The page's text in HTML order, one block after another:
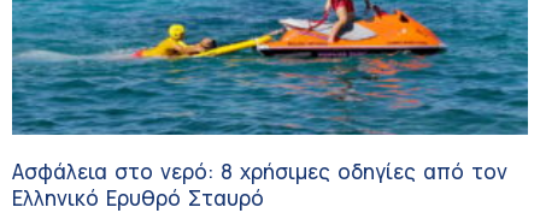
Ασφάλεια στο νερό: 8 χρήσιμες οδηγίες από τον
Ελληνικό Ερυθρό Σταυρό